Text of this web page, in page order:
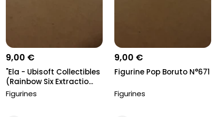
9,00 €
"Ela - Ubisoft Collectibles
(Rainbow Six Extractio...
Figurines
9,00 €
Figurine Pop Boruto N°671
Figurines